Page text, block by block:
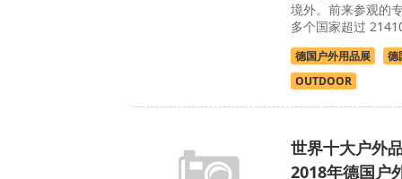
境外。前来参观的
多个国家超过
德国户外用品展
德
OUTDOOR
世界十大户外
2018年德国户